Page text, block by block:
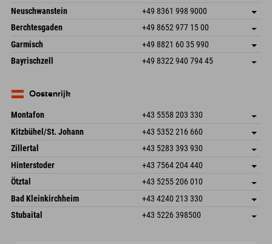
An der Breitach 3
Duitsland
Adres opslaan
Booking
Neuschwanstein +49 8361 998 9000
An der Riese 45
87484 Nesselwang im Allgäu
Duitsland
Adres opslaan
Booking
Berchtesgaden +49 8652 977 15 00
Hofreitstr. 7
Duitsland
Adres opslaan
Booking
Garmisch +49 8821 60 35 990
Frickenstraße 22
82490 Farchant
Adres opslaan
Bayrischzell +49 8322 940 794 45
Duitsland
Oostenrijk
Montafon +43 5558 203 330
Dorfstr. 127b
6793 Gaschurn/Montafon
Oostenrijk
Adres opslaan
Booking
Kitzbühel/St. Johann +43 5352 216 660
Speckbacherstraße 87
Oostenrijk
Adres opslaan
Booking
Zillertal +43 5283 393 930
Schmiedau 2
Oostenrijk
Adres opslaan
Booking
Hinterstoder +43 7564 204 440
Freizeitpark 10
Oostenrijk
Adres opslaan
Booking
Ötztal +43 5255 206 010
Gscheat 14
Oostenrijk
Adres opslaan
Booking
Bad Kleinkirchheim +43 4240 213 330
Dorfstraße 24
Adres opslaan
Stubaital +43 5226 398500